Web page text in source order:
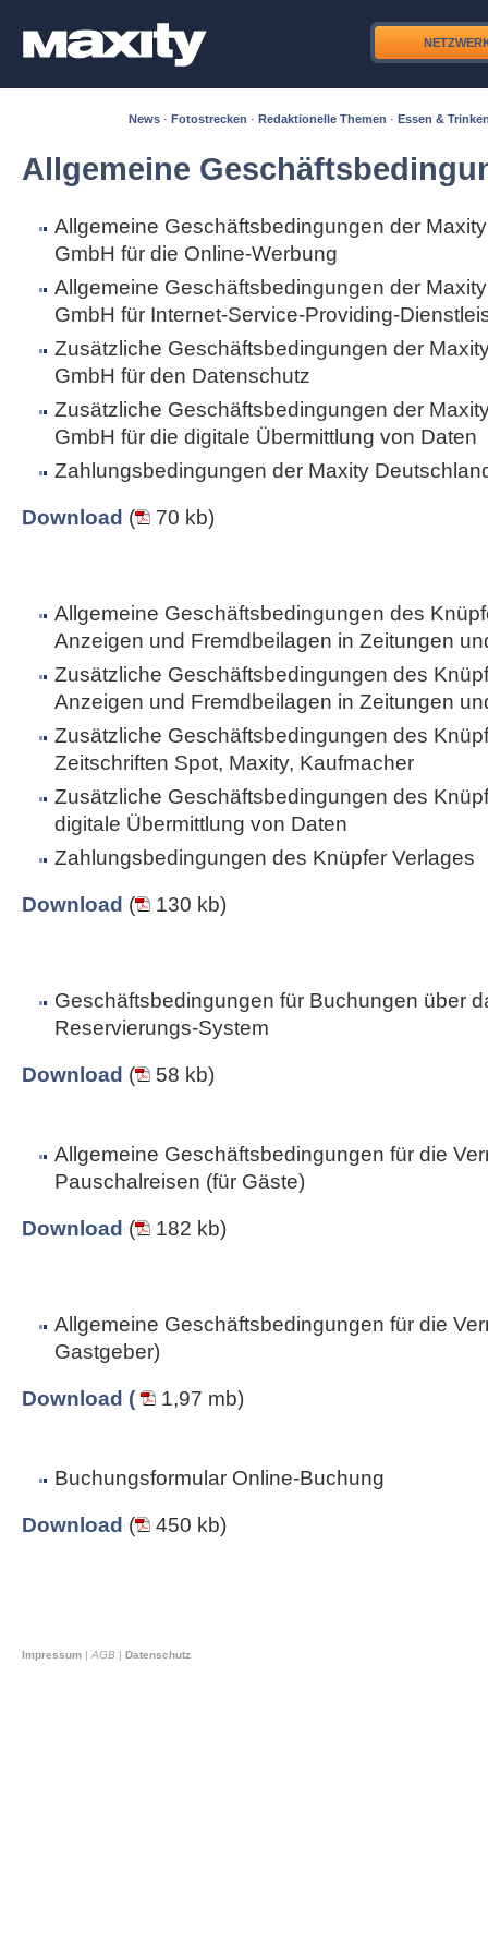
News · Fotostrecken · Redaktionelle Themen · Essen &
Allgemeine
Allgemeine Geschäftsbedingungen der
GmbH für die Online-Werbung
Allgemeine Geschäftsbedingungen der
GmbH für Internet-Service-Providing-
Zusätzliche Geschäftsbedingungen der
GmbH für den Datenschutz
Zusätzliche Geschäftsbedingungen der
GmbH für die digitale Übermittlung von Daten
Zahlungsbedingungen der Maxity
Download ( 70 kb)
Allgemeine Geschäftsbedingungen des
Anzeigen und Fremdbeilagen in Zeitungen
Zusätzliche Geschäftsbedingungen des
Anzeigen und Fremdbeilagen in Zeitungen
Zusätzliche Geschäftsbedingungen des
Zeitschriften Spot, Maxity, Kaufmacher
Zusätzliche Geschäftsbedingungen des
digitale Übermittlung von Daten
Zahlungsbedingungen des Knüpfer Verlages
Download ( 130 kb)
Geschäftsbedingungen für Buchungen über
Reservierungs-System
Download ( 58 kb)
Allgemeine Geschäftsbedingungen für die
Pauschalreisen (für Gäste)
Download ( 182 kb)
Allgemeine Geschäftsbedingungen für die
Gastgeber)
Download ( 1,97 mb)
Buchungsformular Online-Buchung
Download ( 450 kb)
Impressum | AGB | Datenschutz